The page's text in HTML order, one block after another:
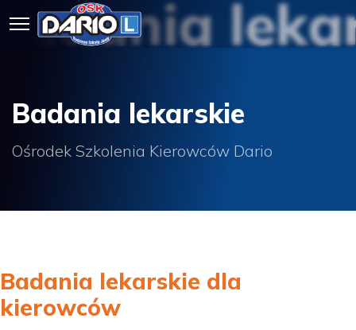
Badania lekarskie
Ośrodek Szkolenia Kierowców Dario
Badania lekarskie dla
kierowców